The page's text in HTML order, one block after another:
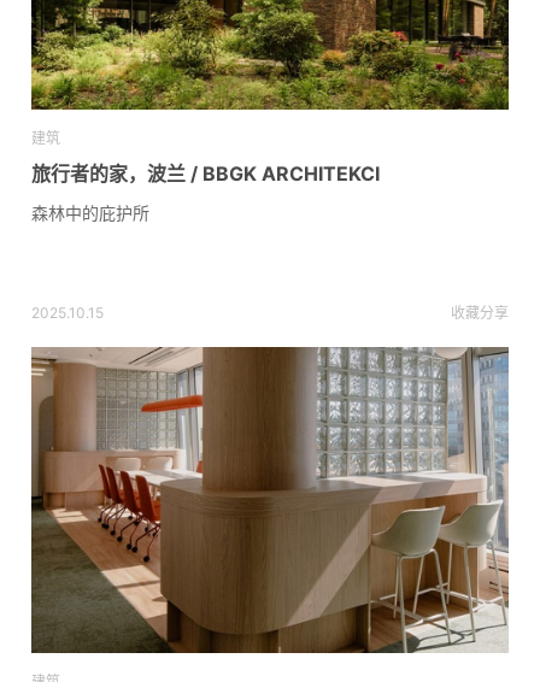
建筑
旅行者的家，波兰 / BBGK ARCHITEKCI
森林中的庇护所
2025.10.15 收藏分享